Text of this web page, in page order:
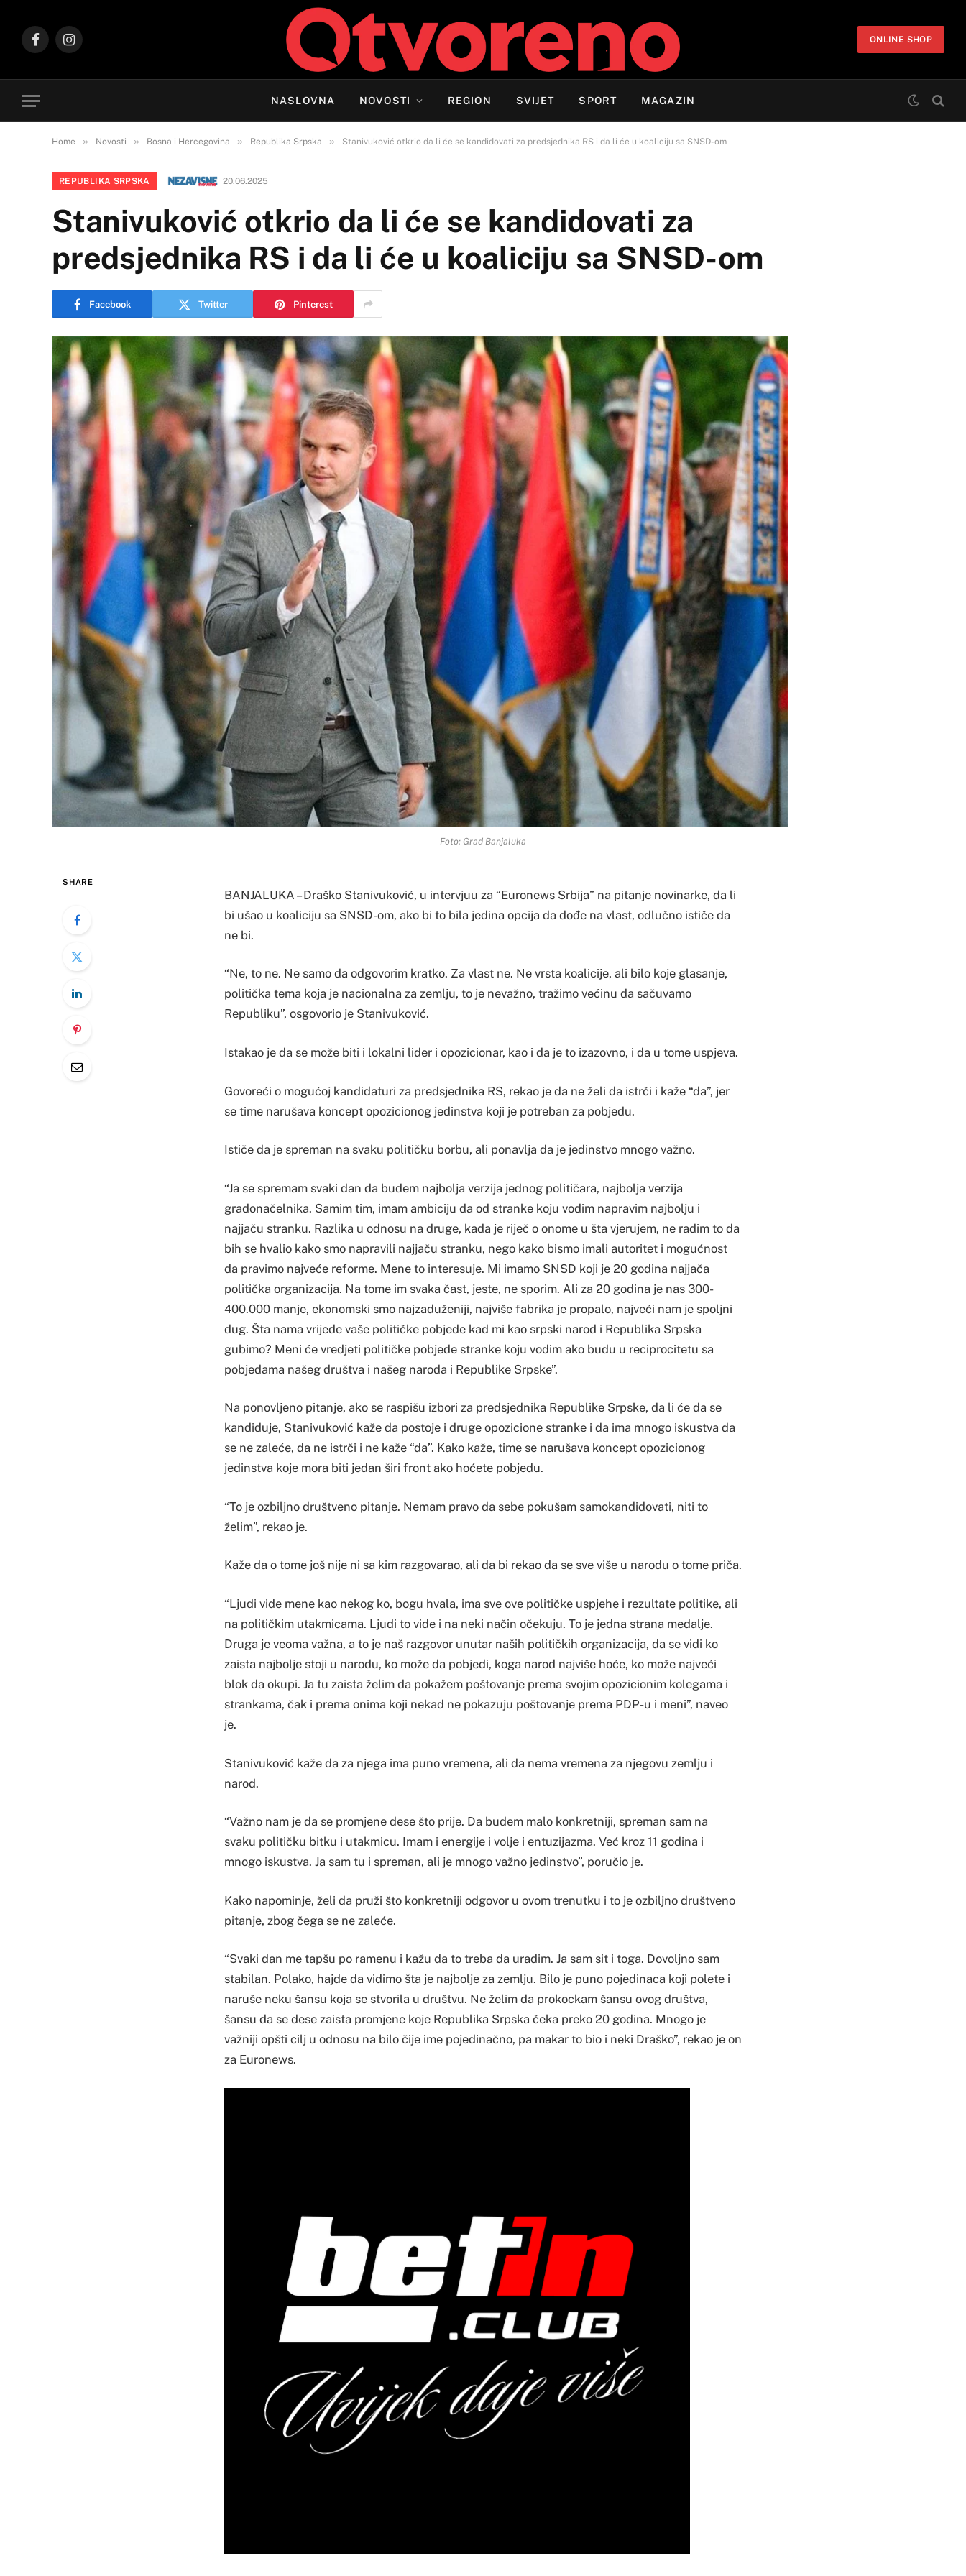
FacebookInstagram
ONLINE SHOP
NASLOVNA NOVOSTI REGION SVIJET SPORT MAGAZIN
Home » Novosti » Bosna i Hercegovina » Republika Srpska » Stanivuković otkrio da li će se kandidovati za predsjednika RS i da li će u koaliciju sa SNSD-om
REPUBLIKA SRPSKA 20.06.2025
Stanivuković otkrio da li će se kandidovati za
predsjednika RS i da li će u koaliciju sa SNSD-om
Facebook Twitter Pinterest
Foto: Grad Banjaluka
SHARE
BANJALUKA – Draško Stanivuković, u intervjuu za “Euronews Srbija” na pitanje novinarke, da li
bi ušao u koaliciju sa SNSD-om, ako bi to bila jedina opcija da dođe na vlast, odlučno ističe da
ne bi.
“Ne, to ne. Ne samo da odgovorim kratko. Za vlast ne. Ne vrsta koalicije, ali bilo koje glasanje,
politička tema koja je nacionalna za zemlju, to je nevažno, tražimo većinu da sačuvamo
Republiku”, osgovorio je Stanivuković.
Istakao je da se može biti i lokalni lider i opozicionar, kao i da je to izazovno, i da u tome uspjeva.
Govoreći o mogućoj kandidaturi za predsjednika RS, rekao je da ne želi da istrči i kaže “da”, jer
se time narušava koncept opozicionog jedinstva koji je potreban za pobjedu.
Ističe da je spreman na svaku političku borbu, ali ponavlja da je jedinstvo mnogo važno.
“Ja se spremam svaki dan da budem najbolja verzija jednog političara, najbolja verzija
gradonačelnika. Samim tim, imam ambiciju da od stranke koju vodim napravim najbolju i
najjaču stranku. Razlika u odnosu na druge, kada je riječ o onome u šta vjerujem, ne radim to da
bih se hvalio kako smo napravili najjaču stranku, nego kako bismo imali autoritet i mogućnost
da pravimo najveće reforme. Mene to interesuje. Mi imamo SNSD koji je 20 godina najjača
politička organizacija. Na tome im svaka čast, jeste, ne sporim. Ali za 20 godina je nas 300-
400.000 manje, ekonomski smo najzaduženiji, najviše fabrika je propalo, najveći nam je spoljni
dug. Šta nama vrijede vaše političke pobjede kad mi kao srpski narod i Republika Srpska
gubimo? Meni će vredjeti političke pobjede stranke koju vodim ako budu u reciprocitetu sa
pobjedama našeg društva i našeg naroda i Republike Srpske”.
Na ponovljeno pitanje, ako se raspišu izbori za predsjednika Republike Srpske, da li će da se
kandiduje, Stanivuković kaže da postoje i druge opozicione stranke i da ima mnogo iskustva da
se ne zaleće, da ne istrči i ne kaže “da”. Kako kaže, time se narušava koncept opozicionog
jedinstva koje mora biti jedan širi front ako hoćete pobjedu.
“To je ozbiljno društveno pitanje. Nemam pravo da sebe pokušam samokandidovati, niti to
želim”, rekao je.
Kaže da o tome još nije ni sa kim razgovarao, ali da bi rekao da se sve više u narodu o tome priča.
“Ljudi vide mene kao nekog ko, bogu hvala, ima sve ove političke uspjehe i rezultate politike, ali
na političkim utakmicama. Ljudi to vide i na neki način očekuju. To je jedna strana medalje.
Druga je veoma važna, a to je naš razgovor unutar naših političkih organizacija, da se vidi ko
zaista najbolje stoji u narodu, ko može da pobjedi, koga narod najviše hoće, ko može najveći
blok da okupi. Ja tu zaista želim da pokažem poštovanje prema svojim opozicionim kolegama i
strankama, čak i prema onima koji nekad ne pokazuju poštovanje prema PDP-u i meni”, naveo
je.
Stanivuković kaže da za njega ima puno vremena, ali da nema vremena za njegovu zemlju i
narod.
“Važno nam je da se promjene dese što prije. Da budem malo konkretniji, spreman sam na
svaku političku bitku i utakmicu. Imam i energije i volje i entuzijazma. Već kroz 11 godina i
mnogo iskustva. Ja sam tu i spreman, ali je mnogo važno jedinstvo”, poručio je.
Kako napominje, želi da pruži što konkretniji odgovor u ovom trenutku i to je ozbiljno društveno
pitanje, zbog čega se ne zaleće.
“Svaki dan me tapšu po ramenu i kažu da to treba da uradim. Ja sam sit i toga. Dovoljno sam
stabilan. Polako, hajde da vidimo šta je najbolje za zemlju. Bilo je puno pojedinaca koji polete i
naruše neku šansu koja se stvorila u društvu. Ne želim da prokockam šansu ovog društva,
šansu da se dese zaista promjene koje Republika Srpska čeka preko 20 godina. Mnogo je
važniji opšti cilj u odnosu na bilo čije ime pojedinačno, pa makar to bio i neki Draško”, rekao je on
za Euronews.